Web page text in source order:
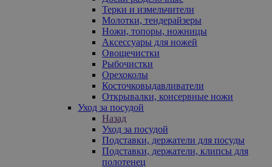
Терки и измельчители
Молотки, тендерайзеры
Ножи, топоры, ножницы
Аксессуары для ножей
Овощечистки
Рыбочистки
Орехоколы
Косточковыдавливатели
Открывалки, консервные ножи
Уход за посудой
Назад
Уход за посудой
Подставки, держатели для посуды
Подставки, держатели, клипсы для
полотенец